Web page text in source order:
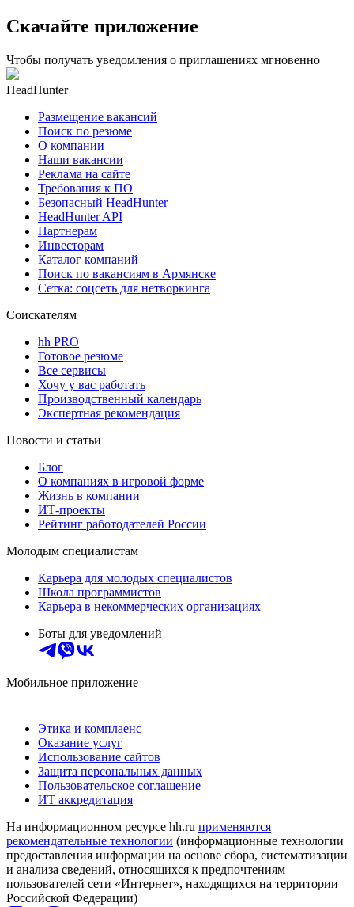
Скачайте приложение
Чтобы получать уведомления о приглашениях мгновенно
HeadHunter
Размещение вакансий
Поиск по резюме
О компании
Наши вакансии
Реклама на сайте
Требования к ПО
Безопасный HeadHunter
HeadHunter API
Партнерам
Инвесторам
Каталог компаний
Поиск по вакансиям в Армянске
Сетка: соцсеть для нетворкинга
Соискателям
hh PRO
Готовое резюме
Все сервисы
Хочу у вас работать
Производственный календарь
Экспертная рекомендация
Новости и статьи
Блог
О компаниях в игровой форме
Жизнь в компании
ИТ-проекты
Рейтинг работодателей России
Молодым специалистам
Карьера для молодых специалистов
Школа программистов
Карьера в некоммерческих организациях
Боты для уведомлений
Мобильное приложение
Этика и комплаенс
Оказание услуг
Использование сайтов
Защита персональных данных
Пользовательское соглашение
ИТ аккредитация
На информационном ресурсе hh.ru применяются
рекомендательные технологии (информационные технологии
предоставления информации на основе сбора, систематизации
и анализа сведений, относящихся к предпочтениям
пользователей сети «Интернет», находящихся на территории
Российской Федерации)